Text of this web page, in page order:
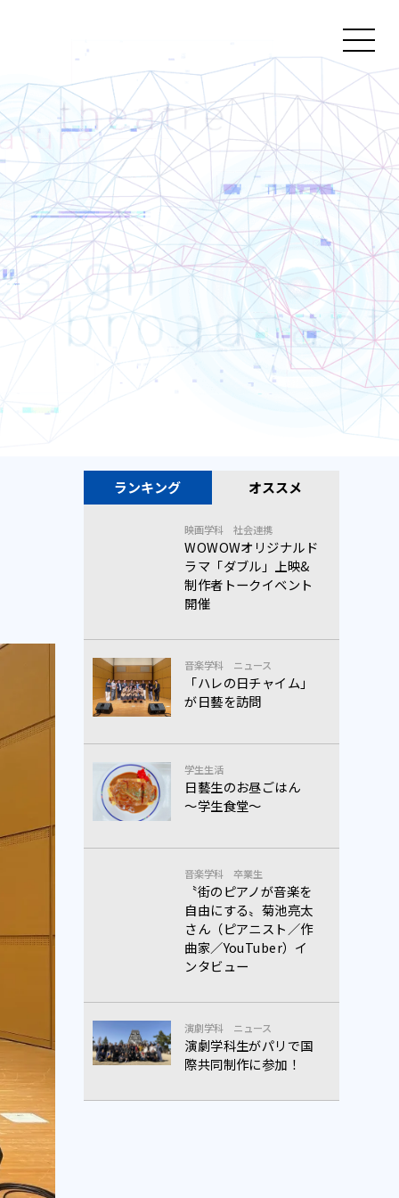
ランキング オススメ
映画学科 社会連携
WOWOWオリジナルド
ラマ「ダブル」上映&
制作者トークイベント
開催
音楽学科 ニュース
「ハレの日チャイム」
が日藝を訪問
学生生活
日藝生のお昼ごはん
～学生食堂～
音楽学科 卒業生
〝街のピアノが音楽を
自由にする〟菊池亮太
さん（ピアニスト／作
曲家／YouTuber）イ
ンタビュー
演劇学科 ニュース
演劇学科生がパリで国
際共同制作に参加！